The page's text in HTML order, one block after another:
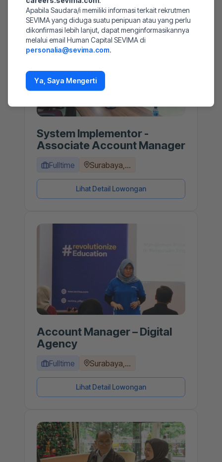
Apabila Saudara/i memiliki informasi terkait rekrutmen
SEVIMA yang diduga suatu penipuan atau yang perlu
dikonfirmasi lebih lanjut, dapat menginformasikannya
melalui email Human Capital SEVIMA di
personalia@sevima.com.
Ya, Saya Mengerti
System Implementor -
Associate Account Manager
Fulltime Surabaya,...
Lihat Detail Lowongan
Account Manager – Digital
Agency
Fulltime Surabaya,...
Lihat Detail Lowongan